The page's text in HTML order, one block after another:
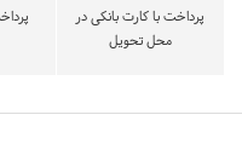
پرداخت با کارت بانکی در
محل تحویل